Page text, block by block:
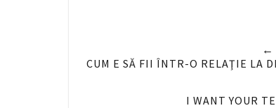
←
CUM E SĂ FII ÎNTR-O RELAŢIE LA
I WANT YOUR